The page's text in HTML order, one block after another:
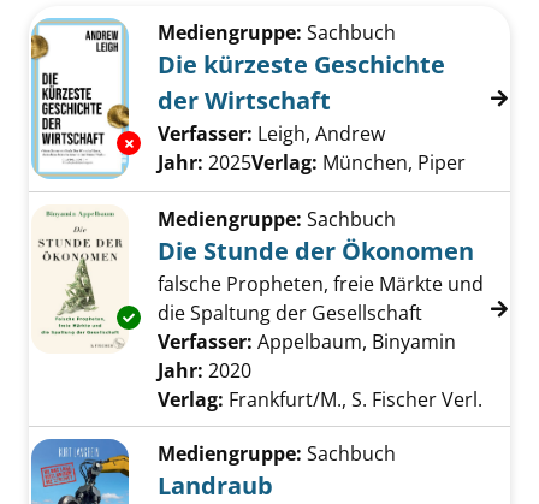
Zu den Suchfiltern springen
Exemplar-Details von Die kürzeste
Mediengruppe: Sachbuch
Die kürzeste Geschichte
der Wirtschaft
Verfasser: Leigh, Andrew
Jahr: 2025Verlag: München, Piper
Exemplar-Details von Die Stunde der
Mediengruppe: Sachbuch
Die Stunde der Ökonomen
falsche Propheten, freie Märkte und
die Spaltung der Gesellschaft
Verfasser: Appelbaum, Binyamin
Jahr: 2020
Verlag: Frankfurt/M., S. Fischer Verl.
Mediengruppe: Sachbuch
Landraub